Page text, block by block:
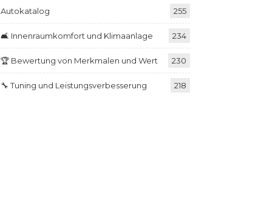
Autokatalog 255
🛋️ Innenraumkomfort und Klimaanlage 234
🏆 Bewertung von Merkmalen und Wert 230
🔧 Tuning und Leistungsverbesserung 218